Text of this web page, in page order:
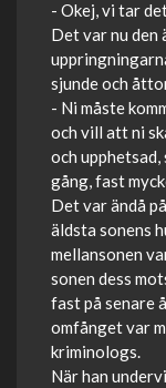
- Okej, vi tar
Det var nu den
sjunde och
- Ni måste
och vill att ni
och
gång, fast
Det var ändå
äldsta sonens
mellansonen
sonen dess
fast på senare
omfånget var
kriminologs.
När han